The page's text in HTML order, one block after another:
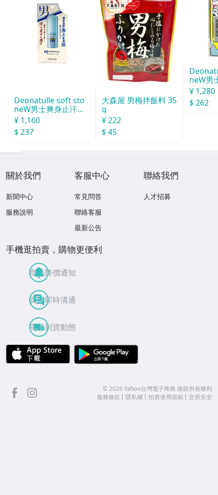
Deonatulle soft sto
neW男士爽身止汗石
消臭石２０ｇ
¥ 1,160
$ 237
大森屋 男梅拌飯料 35
g
¥ 222
$ 45
neW男
汗石 中
¥ 1,280
$ 262
關於我們
新聞中心
服務說明
客服中心
常見問答
聯絡客服
最新公告
聯絡我們
人才招募
手機逛拍賣，購物更便利
商品降價通知
買賣即時溝通
商品到貨動態
APP Store
facebook ©2026 Yahoo台灣電子商務 保留所有權利
服務條款
隱私權 拍賣使用規範 交易安全